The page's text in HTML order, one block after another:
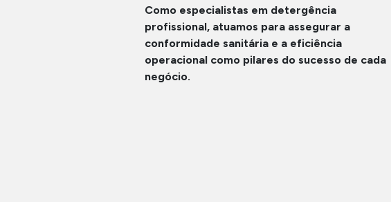
Como especialistas em detergência
profissional, atuamos para assegurar a
conformidade sanitária e a eficiência
operacional como pilares do sucesso de cada
negócio.